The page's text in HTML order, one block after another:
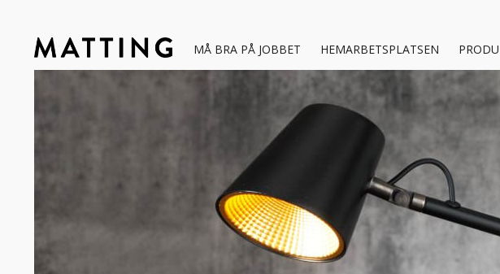
MÅ BRA PÅ JOBBET HEMARBETSPLATSEN